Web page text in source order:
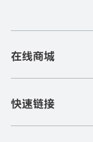
在线商城
快速链接